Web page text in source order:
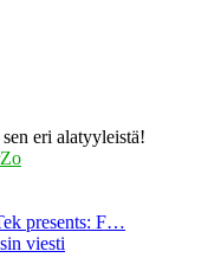
eri alatyyleistä!
presents: F…
viesti